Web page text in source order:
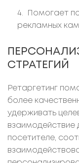
Помогает
рекламных
СТРАТЕГИЙ
Ретаргетинг
более
удерживать
посетителе,